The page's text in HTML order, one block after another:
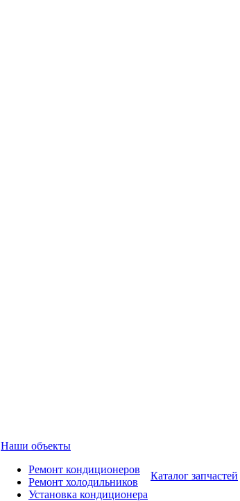
Наши объекты
Ремонт кондиционеров
Ремонт холодильников
Установка кондиционера
Каталог запчастей